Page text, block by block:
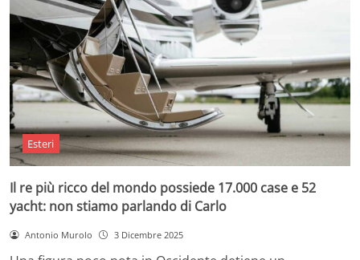
Esteri
Il re più ricco del mondo possiede 17.000 case e 52
yacht: non stiamo parlando di Carlo
Antonio Murolo 3 Dicembre 2025